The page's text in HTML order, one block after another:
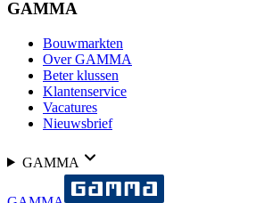
GAMMA
Bouwmarkten
Over GAMMA
Beter klussen
Klantenservice
Vacatures
Nieuwsbrief
GAMMA